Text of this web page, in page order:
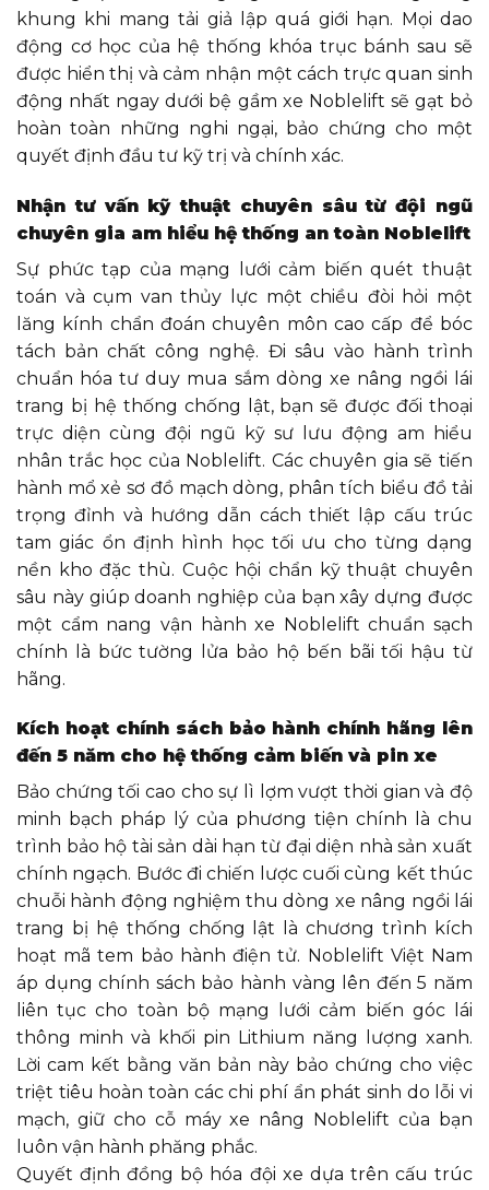
khung khi mang tải giả lập quá giới hạn. Mọi dao
động cơ học của hệ thống khóa trục bánh sau sẽ
được hiển thị và cảm nhận một cách trực quan sinh
động nhất ngay dưới bệ gầm xe Noblelift sẽ gạt bỏ
hoàn toàn những nghi ngại, bảo chứng cho một
quyết định đầu tư kỹ trị và chính xác.
Nhận tư vấn kỹ thuật chuyên sâu từ đội ngũ
chuyên gia am hiểu hệ thống an toàn Noblelift
Sự phức tạp của mạng lưới cảm biến quét thuật
toán và cụm van thủy lực một chiều đòi hỏi một
lăng kính chẩn đoán chuyên môn cao cấp để bóc
tách bản chất công nghệ. Đi sâu vào hành trình
chuẩn hóa tư duy mua sắm dòng xe nâng ngồi lái
trang bị hệ thống chống lật, bạn sẽ được đối thoại
trực diện cùng đội ngũ kỹ sư lưu động am hiểu
nhân trắc học của Noblelift. Các chuyên gia sẽ tiến
hành mổ xẻ sơ đồ mạch dòng, phân tích biểu đồ tải
trọng đỉnh và hướng dẫn cách thiết lập cấu trúc
tam giác ổn định hình học tối ưu cho từng dạng
nền kho đặc thù. Cuộc hội chẩn kỹ thuật chuyên
sâu này giúp doanh nghiệp của bạn xây dựng được
một cẩm nang vận hành xe Noblelift chuẩn sạch
chính là bức tường lửa bảo hộ bến bãi tối hậu từ
hãng.
Kích hoạt chính sách bảo hành chính hãng lên
đến 5 năm cho hệ thống cảm biến và pin xe
Bảo chứng tối cao cho sự lì lợm vượt thời gian và độ
minh bạch pháp lý của phương tiện chính là chu
trình bảo hộ tài sản dài hạn từ đại diện nhà sản xuất
chính ngạch. Bước đi chiến lược cuối cùng kết thúc
chuỗi hành động nghiệm thu dòng xe nâng ngồi lái
trang bị hệ thống chống lật là chương trình kích
hoạt mã tem bảo hành điện tử. Noblelift Việt Nam
áp dụng chính sách bảo hành vàng lên đến 5 năm
liên tục cho toàn bộ mạng lưới cảm biến góc lái
thông minh và khối pin Lithium năng lượng xanh.
Lời cam kết bằng văn bản này bảo chứng cho việc
triệt tiêu hoàn toàn các chi phí ẩn phát sinh do lỗi vi
mạch, giữ cho cỗ máy xe nâng Noblelift của bạn
luôn vận hành phăng phắc.
Quyết định đồng bộ hóa đội xe dựa trên cấu trúc